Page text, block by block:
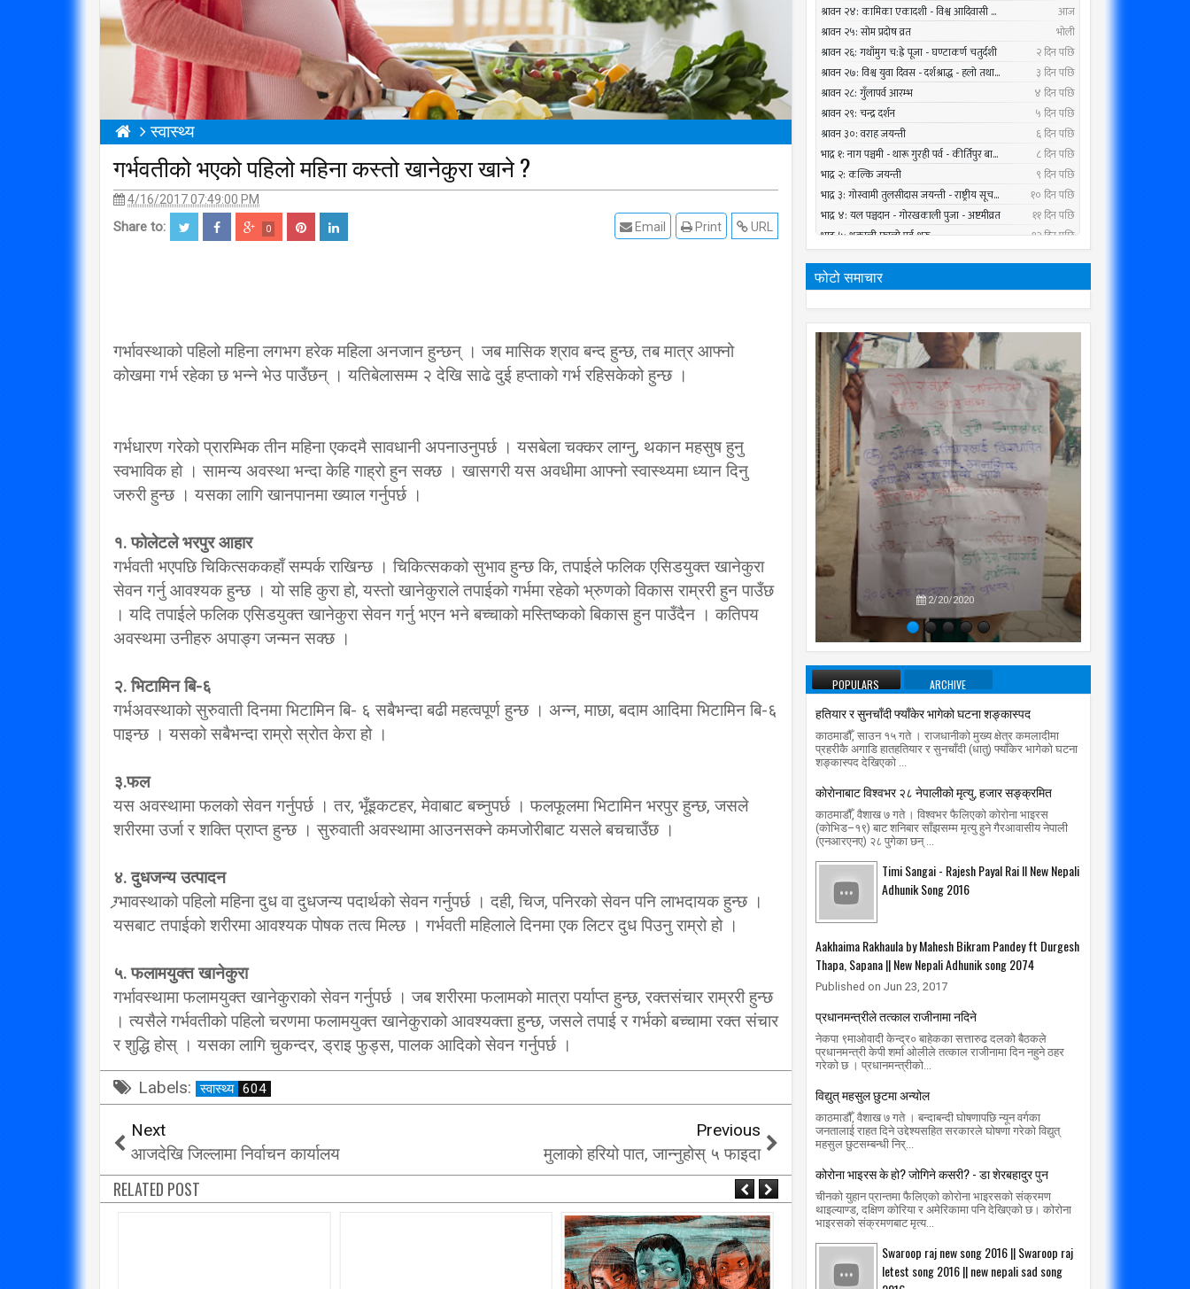
स्वास्थ्य
गर्भवतीको भएको पहिलो महिना कस्तो खानेकुरा खाने ?
4/16/2017 07:49:00 PM
Share to: 0 URL
Print
Email
गर्भावस्थाको पहिलो महिना लगभग हरेक महिला अनजान हुन्छन् । जब मासिक श्राव बन्द हुन्छ, तब मात्र आफ्नो
कोखमा गर्भ रहेका छ भन्ने भेउ पाउँछन् । यतिबेलासम्म २ देखि साढे दुई हप्ताको गर्भ रहिसकेको हुन्छ ।
गर्भधारण गरेको प्रारम्भिक तीन महिना एकदमै सावधानी अपनाउनुपर्छ । यसबेला चक्कर लाग्नु, थकान महसुष हुनु
स्वभाविक हो । सामन्य अवस्था भन्दा केहि गाह्रो हुन सक्छ । खासगरी यस अवधीमा आफ्नो स्वास्थ्यमा ध्यान दिनु
जरुरी हुन्छ । यसका लागि खानपानमा ख्याल गर्नुपर्छ ।
१. फोलेटले भरपुर आहार
गर्भवती भएपछि चिकित्सककहाँ सम्पर्क राखिन्छ । चिकित्सकको सुभाव हुन्छ कि, तपाईले फलिक एसिडयुक्त खानेकुरा
सेवन गर्नु आवश्यक हुन्छ । यो सहि कुरा हो, यस्तो खानेकुराले तपाईको गर्भमा रहेको भ्रुणको विकास राम्ररी हुन पाउँछ
। यदि तपाईले फलिक एसिडयुक्त खानेकुरा सेवन गर्नु भएन भने बच्चाको मस्तिष्कको बिकास हुन पाउँदैन । कतिपय
अवस्थमा उनीहरु अपाङ्ग जन्मन सक्छ ।
२. भिटामिन बि-६
गर्भअवस्थाको सुरुवाती दिनमा भिटामिन बि- ६ सबैभन्दा बढी महत्वपूर्ण हुन्छ । अन्न, माछा, बदाम आदिमा भिटामिन बि-६
पाइन्छ । यसको सबैभन्दा राम्रो स्रोत केरा हो ।
३.फल
यस अवस्थामा फलको सेवन गर्नुपर्छ । तर, भूँइकटहर, मेवाबाट बच्नुपर्छ । फलफूलमा भिटामिन भरपुर हुन्छ, जसले
शरीरमा उर्जा र शक्ति प्राप्त हुन्छ । सुरुवाती अवस्थामा आउनसक्ने कमजोरीबाट यसले बचचाउँछ ।
४. दुधजन्य उत्पादन
ग्र्भावस्थाको पहिलो महिना दुध वा दुधजन्य पदार्थको सेवन गर्नुपर्छ । दही, चिज, पनिरको सेवन पनि लाभदायक हुन्छ ।
यसबाट तपाईको शरीरमा आवश्यक पोषक तत्व मिल्छ । गर्भवती महिलाले दिनमा एक लिटर दुध पिउनु राम्रो हो ।
५. फलामयुक्त खानेकुरा
गर्भावस्थामा फलामयुक्त खानेकुराको सेवन गर्नुपर्छ । जब शरीरमा फलामको मात्रा पर्याप्त हुन्छ, रक्तसंचार राम्ररी हुन्छ
। त्यसैले गर्भवतीको पहिलो चरणमा फलामयुक्त खानेकुराको आवश्यक्ता हुन्छ, जसले तपाई र गर्भको बच्चामा रक्त संचार
र शुद्धि होस् । यसका लागि चुकन्दर, ड्राइ फुड्स, पालक आदिको सेवन गर्नुपर्छ ।
Labels: स्वास्थ्य 604
Next
आजदेखि जिल्लामा निर्वाचन कार्यालय
Previous
मुलाको हरियो पात, जान्नुहोस् ५ फाइदा
RELATED POST
फोटो समाचार
दायराभित्र आएर हिँड्नुको
विकल्प छैन् : मुख्यमन्त्री राई
3/10/2018
गर्छ अब सरकार ?
2/21/2018
जति घुमे पनि कहिँ पुग्दैनन्’
2/21/2018 2/20/2020
POPULARS ARCHIVE
हतियार र सुनचाँदी फ्याँकेर भागेको घटना शङ्कास्पद
काठमाडौँ, साउन १५ गते । राजधानीको मुख्य क्षेत्र कमलादीमा
प्रहरीकै अगाडि हातहतियार र सुनचाँदी (धातु) फ्याँकेर भागेको घटना
शङ्कास्पद देखिएको ...
काेराेनाबाट विश्वभर २८ नेपालीको मृत्यु, हजार सङ्क्रमित
काठमाडौँ, वैशाख ७ गते । विश्वभर फैलिएको कोरोना भाइरस
(कोभिड–१९) बाट शनिबार साँझसम्म मृत्यु हुने गैरआवासीय नेपाली
(एनआरएनए) २८ पुगेका छन् ...
Timi Sangai - Rajesh Payal Rai ll New Nepali
Adhunik Song 2016
Aakhaima Rakhaula by Mahesh Bikram Pandey ft Durgesh
Thapa, Sapana || New Nepali Adhunik song 2074
Published on Jun 23, 2017
प्रधानमन्त्रीले तत्काल राजीनामा नदिने
नेकपा ९माओवादी केन्द्र० बाहेकका सत्तारुढ दलको बैठकले
प्रधानमन्त्री केपी शर्मा ओलीले तत्काल राजीनामा दिन नहुने ठहर
गरेको छ । प्रधानमन्त्रीको...
विद्युत् महसुल छुटमा अन्योल
काठमाडौँ, वैशाख ७ गते । बन्दाबन्दी घोषणापछि न्यून वर्गका
जनतालाई राहत दिने उद्देश्यसहित सरकारले घोषणा गरेको विद्युत्
महसुल छुटसम्बन्धी निर्...
कोरोना भाइरस के हो? जोगिने कसरी? - डा शेरबहादुर पुन
चीनको युहान प्रान्तमा फैलिएको कोरोना भाइरसको संक्रमण
थाइल्याण्ड, दक्षिण कोरिया र अमेरिकामा पनि देखिएको छ। कोरोना
भाइरसको संक्रमणबाट मृत्य...
Swaroop raj new song 2016 || Swaroop raj
letest song 2016 || new nepali sad song